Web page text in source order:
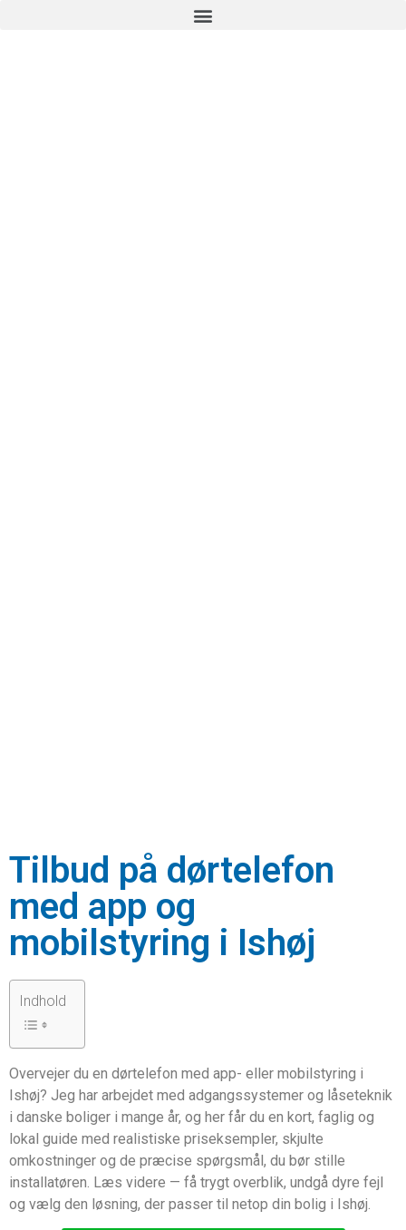
Tilbud på dørtelefon
med app og
mobilstyring i Ishøj
Indhold
Overvejer du en dørtelefon med app- eller mobilstyring i
Ishøj? Jeg har arbejdet med adgangssystemer og låseteknik
i danske boliger i mange år, og her får du en kort, faglig og
lokal guide med realistiske priseksempler, skjulte
omkostninger og de præcise spørgsmål, du bør stille
installatøren. Læs videre — få trygt overblik, undgå dyre fejl
og vælg den løsning, der passer til netop din bolig i Ishøj.